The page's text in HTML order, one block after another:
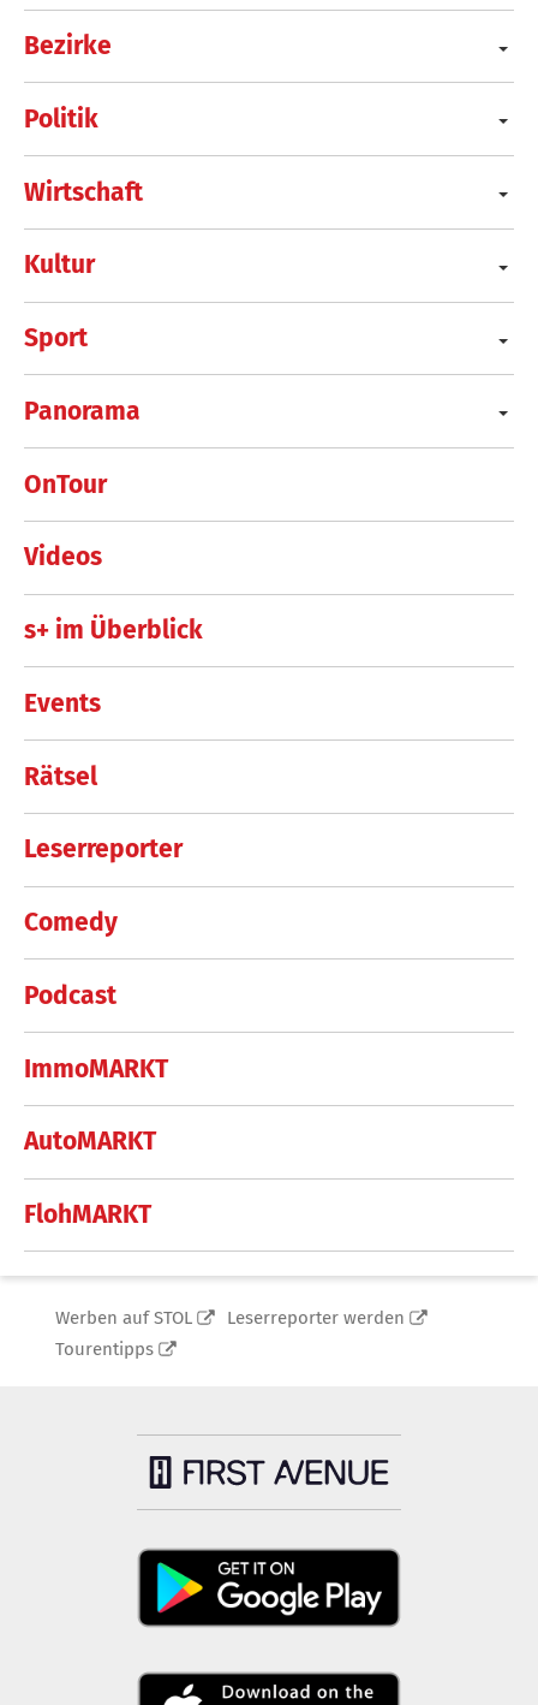
Bezirke
Politik
Wirtschaft
Kultur
Sport
Panorama
OnTour
Videos
s+ im Überblick
Events
Rätsel
Leserreporter
Comedy
Podcast
ImmoMARKT
AutoMARKT
FlohMARKT
Werben auf STOL
Leserreporter werden
Tourentipps